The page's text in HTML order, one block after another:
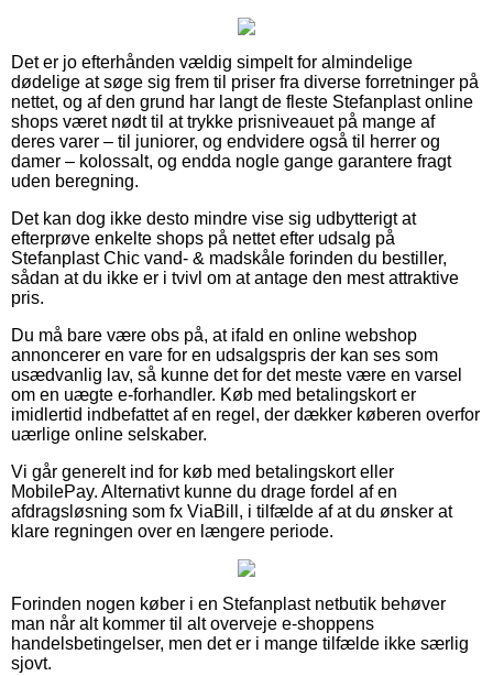
Det er jo efterhånden vældig simpelt for almindelige
dødelige at søge sig frem til priser fra diverse forretninger på
nettet, og af den grund har langt de fleste Stefanplast online
shops været nødt til at trykke prisniveauet på mange af
deres varer – til juniorer, og endvidere også til herrer og
damer – kolossalt, og endda nogle gange garantere fragt
uden beregning.
Det kan dog ikke desto mindre vise sig udbytterigt at
efterprøve enkelte shops på nettet efter udsalg på
Stefanplast Chic vand- & madskåle forinden du bestiller,
sådan at du ikke er i tvivl om at antage den mest attraktive
pris.
Du må bare være obs på, at ifald en online webshop
annoncerer en vare for en udsalgspris der kan ses som
usædvanlig lav, så kunne det for det meste være en varsel
om en uægte e-forhandler. Køb med betalingskort er
imidlertid indbefattet af en regel, der dækker køberen overfor
uærlige online selskaber.
Vi går generelt ind for køb med betalingskort eller
MobilePay. Alternativt kunne du drage fordel af en
afdragsløsning som fx ViaBill, i tilfælde af at du ønsker at
klare regningen over en længere periode.
Forinden nogen køber i en Stefanplast netbutik behøver
man når alt kommer til alt overveje e-shoppens
handelsbetingelser, men det er i mange tilfælde ikke særlig
sjovt.